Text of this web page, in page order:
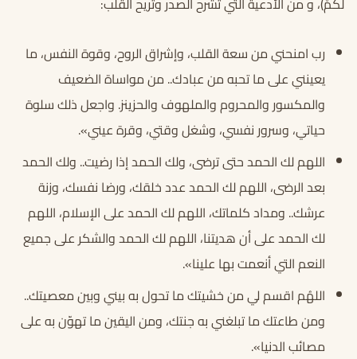
رب امنحني من سعة القلب، وإشراق الروح، وقوة النفس، ما
يعينني على ما تحبه من عبادك.. من مواساة الضعيف
والمكسور والمحروم والملهوف والحزينز. واجعل ذلك سلوة
حياتي، وسرور نفسي، وشغل وقتي، وقرة عيني».
اللهم لك الحمد حتى ترضى، ولك الحمد إذا رضيت.. ولك الحمد
بعد الرضى، اللهم لك الحمد عدد خلقك، ورضا نفسك، وزنة
عرشك.. ومداد كلماتك، اللهم لك الحمد على الإسلام، اللهم
لك الحمد على أن هديتنا، اللهم لك الحمد والشكر على جميع
النعم التي أنعمت بها علينا».
اللهُم اقسم لي من خشيتك ما تحول به بيني وبين معصيتك..
ومن طاعتك ما تبلغني به جنتك، ومن اليقين ما تهوّن به على
مصائب الدنيا».